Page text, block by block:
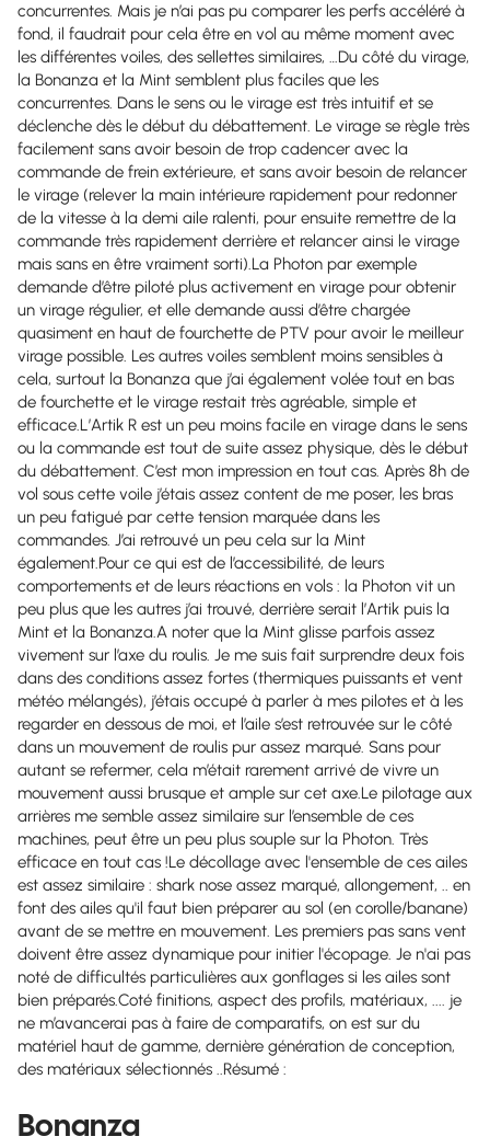
concurrentes. Mais je n’ai pas pu comparer les perfs accéléré à
fond, il faudrait pour cela être en vol au même moment avec
les différentes voiles, des sellettes similaires, …Du côté du virage,
la Bonanza et la Mint semblent plus faciles que les
concurrentes. Dans le sens ou le virage est très intuitif et se
déclenche dès le début du débattement. Le virage se règle très
facilement sans avoir besoin de trop cadencer avec la
commande de frein extérieure, et sans avoir besoin de relancer
le virage (relever la main intérieure rapidement pour redonner
de la vitesse à la demi aile ralenti, pour ensuite remettre de la
commande très rapidement derrière et relancer ainsi le virage
mais sans en être vraiment sorti).La Photon par exemple
demande d’être piloté plus activement en virage pour obtenir
un virage régulier, et elle demande aussi d’être chargée
quasiment en haut de fourchette de PTV pour avoir le meilleur
virage possible. Les autres voiles semblent moins sensibles à
cela, surtout la Bonanza que j’ai également volée tout en bas
de fourchette et le virage restait très agréable, simple et
efficace.L’Artik R est un peu moins facile en virage dans le sens
ou la commande est tout de suite assez physique, dès le début
du débattement. C’est mon impression en tout cas. Après 8h de
vol sous cette voile j’étais assez content de me poser, les bras
un peu fatigué par cette tension marquée dans les
commandes. J’ai retrouvé un peu cela sur la Mint
également.Pour ce qui est de l’accessibilité, de leurs
comportements et de leurs réactions en vols : la Photon vit un
peu plus que les autres j’ai trouvé, derrière serait l’Artik puis la
Mint et la Bonanza.A noter que la Mint glisse parfois assez
vivement sur l’axe du roulis. Je me suis fait surprendre deux fois
dans des conditions assez fortes (thermiques puissants et vent
météo mélangés), j’étais occupé à parler à mes pilotes et à les
regarder en dessous de moi, et l’aile s’est retrouvée sur le côté
dans un mouvement de roulis pur assez marqué. Sans pour
autant se refermer, cela m’était rarement arrivé de vivre un
mouvement aussi brusque et ample sur cet axe.Le pilotage aux
arrières me semble assez similaire sur l’ensemble de ces
machines, peut être un peu plus souple sur la Photon. Très
efficace en tout cas !Le décollage avec l'ensemble de ces ailes
est assez similaire : shark nose assez marqué, allongement, .. en
font des ailes qu'il faut bien préparer au sol (en corolle/banane)
avant de se mettre en mouvement. Les premiers pas sans vent
doivent être assez dynamique pour initier l'écopage. Je n'ai pas
noté de difficultés particulières aux gonflages si les ailes sont
bien préparés.Coté finitions, aspect des profils, matériaux, .... je
ne m’avancerai pas à faire de comparatifs, on est sur du
matériel haut de gamme, dernière génération de conception,
des matériaux sélectionnés ..Résumé :
Bonanza